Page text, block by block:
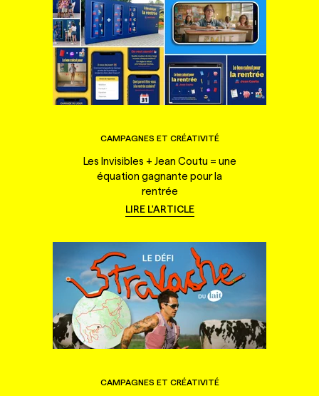
CAMPAGNES ET CRÉATIVITÉ
Les Invisibles + Jean Coutu = une
équation gagnante pour la
rentrée
LIRE L'ARTICLE
CAMPAGNES ET CRÉATIVITÉ